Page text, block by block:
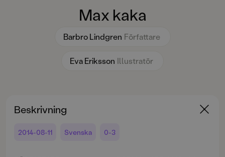
Max kaka
Barbro Lindgren Författare
Eva Eriksson Illustratör
Beskrivning
2014-08-11 Svenska 0-3